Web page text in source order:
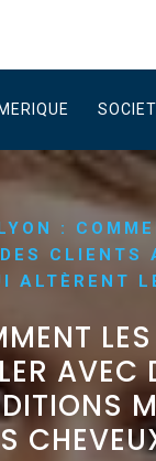
:
CLIENTS
ALTÈRENT
AVEC